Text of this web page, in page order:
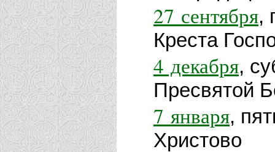
27 сентября,
Креста
4 декабря,
Пресвятой
7 января,
Христово